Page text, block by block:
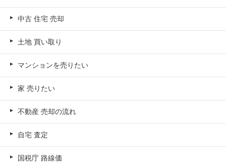
中古 住宅 売却
土地 買い取り
マンションを売りたい
家 売りたい
不動産 売却の流れ
自宅 査定
国税庁 路線価